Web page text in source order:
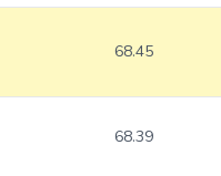
68.45
68.39